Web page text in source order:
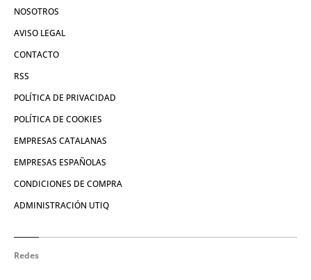
NOSOTROS
AVISO LEGAL
CONTACTO
RSS
POLÍTICA DE PRIVACIDAD
POLÍTICA DE COOKIES
EMPRESAS CATALANAS
EMPRESAS ESPAÑOLAS
CONDICIONES DE COMPRA
ADMINISTRACIÓN UTIQ
Redes